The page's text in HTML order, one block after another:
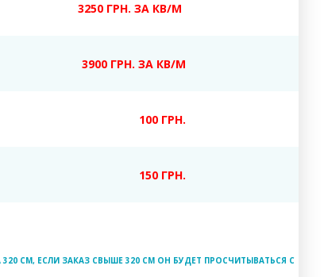
3250 ГРН. ЗА КВ/М
3900 ГРН. ЗА КВ/М
100 ГРН.
150 ГРН.
СМ, ЕСЛИ ЗАКАЗ СВЫШЕ 320 СМ ОН БУДЕТ ПРОСЧИТЫВАТЬСЯ С